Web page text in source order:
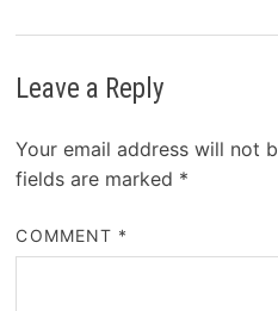
Leave a Reply
Your email address will not
fields are marked *
COMMENT *